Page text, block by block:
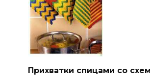
Прихватки спицами со